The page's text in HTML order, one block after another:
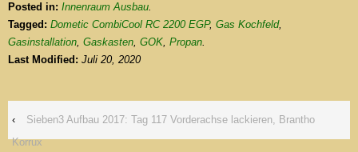
Posted in: Innenraum Ausbau.
Tagged: Dometic CombiCool RC 2200 EGP, Gas Kochfeld,
Gasinstallation, Gaskasten, GOK, Propan.
Last Modified: Juli 20, 2020
‹
Sieben3 Aufbau 2017: Tag 117 Vorderachse lackieren, Brantho
Korrux